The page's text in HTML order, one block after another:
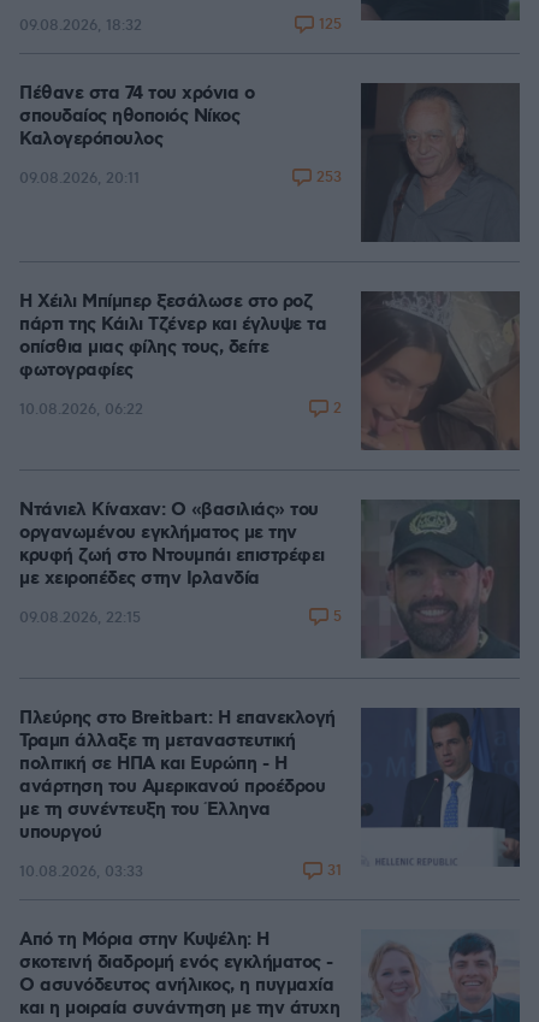
09.08.2026, 18:32 125
Πέθανε στα 74 του χρόνια ο
σπουδαίος ηθοποιός Νίκος
Καλογερόπουλος
09.08.2026, 20:11 253
Η Χέιλι Μπίμπερ ξεσάλωσε στο ροζ
πάρτι της Κάιλι Τζένερ και έγλυψε τα
οπίσθια μιας φίλης τους, δείτε
φωτογραφίες
10.08.2026, 06:22 2
Ντάνιελ Κίναχαν: Ο «βασιλιάς» του
οργανωμένου εγκλήματος με την
κρυφή ζωή στο Ντουμπάι επιστρέφει
με χειροπέδες στην Ιρλανδία
09.08.2026, 22:15 5
Πλεύρης στο Breitbart: Η επανεκλογή
Τραμπ άλλαξε τη μεταναστευτική
πολιτική σε ΗΠΑ και Ευρώπη - Η
ανάρτηση του Αμερικανού προέδρου
με τη συνέντευξη του Έλληνα
υπουργού
10.08.2026, 03:33 31
Από τη Μόρια στην Κυψέλη: Η
σκοτεινή διαδρομή ενός εγκλήματος -
Ο ασυνόδευτος ανήλικος, η πυγμαχία
και η μοιραία συνάντηση με την άτυχη